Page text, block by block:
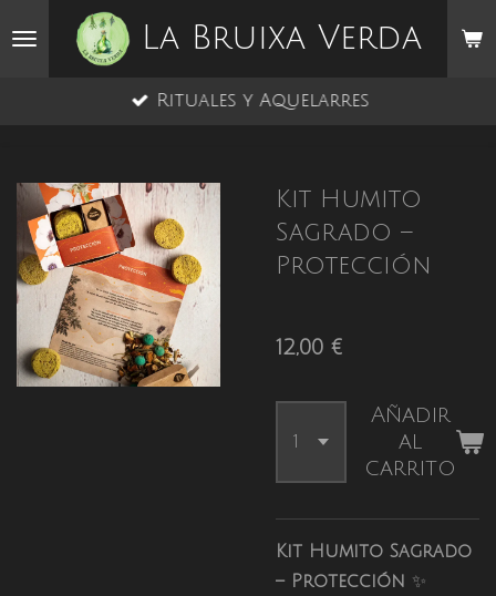
La Bruixa Verda
Rituales y Aquelarres
Kit Humito
Sagrado –
Protección
12,00 €
Añadir
al
carrito
Kit Humito Sagrado
– Protección ✨